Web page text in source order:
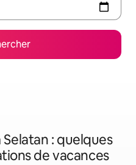
: quelques
de vacances